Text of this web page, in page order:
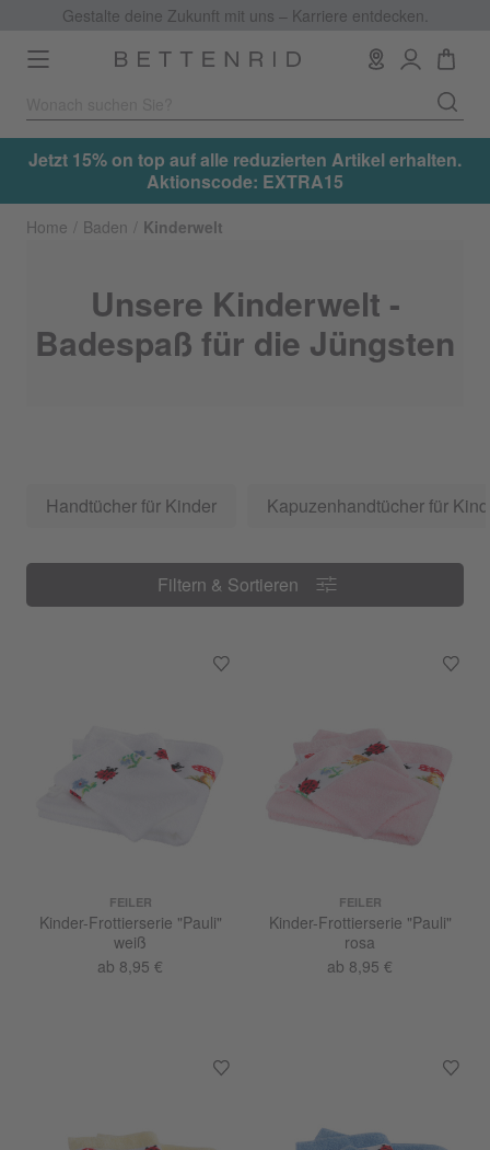
Gestalte deine Zukunft mit uns – Karriere entdecken.
Toggle
navigation
Jetzt 15% on top auf alle reduzierten Artikel erhalten.
Aktionscode: EXTRA15
Home Baden Kinderwelt
Unsere Kinderwelt -
Badespaß für die Jüngsten
Handtücher für Kinder Kapuzenhandtücher für
Filtern & Sortieren
Filtern & Sortieren
FEILER
Kinder-Frottierserie "Pauli"
weiß
ab 8,95 €
FEILER
Kinder-Frottierserie "Pauli"
rosa
ab 8,95 €